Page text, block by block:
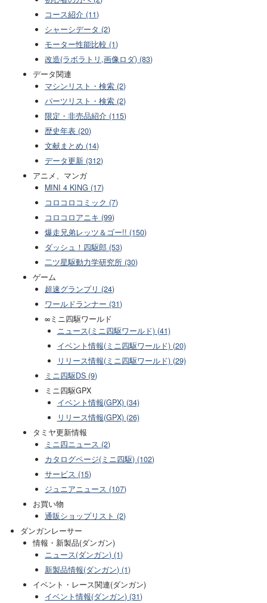
コース紹介 (11)
シャーシデータ (2)
モーター性能比較 (1)
改造(ラボラトリ,画像ロダ) (83)
データ関連
マシンリスト・検索 (2)
パーツリスト・検索 (2)
限定・非売品紹介 (115)
歴史年表 (20)
文献まとめ (14)
データ更新 (312)
アニメ、マンガ
MINI 4 KING (17)
コロコロコミック (7)
コロコロアニキ (99)
爆走兄弟レッツ＆ゴー!! (150)
ダッシュ！四駆郎 (53)
二ツ星駆動力学研究所 (30)
ゲーム
超速グランプリ (24)
ワールドランナー (31)
∞ミニ四駆ワールド
ニュース(ミニ四駆ワールド) (41)
イベント情報(ミニ四駆ワールド) (20)
リリース情報(ミニ四駆ワールド) (29)
ミニ四駆DS (9)
ミニ四駆GPX
イベント情報(GPX) (34)
リリース情報(GPX) (26)
タミヤ更新情報
ミニ四ニュース (2)
カタログページ(ミニ四駆) (102)
サービス (15)
ジュニアニュース (107)
お買い物
通販ショップリスト (2)
ダンガンレーサー
情報・新製品(ダンガン)
ニュース(ダンガン) (1)
新製品情報(ダンガン) (1)
イベント・レース関連(ダンガン)
イベント情報(ダンガン) (31)